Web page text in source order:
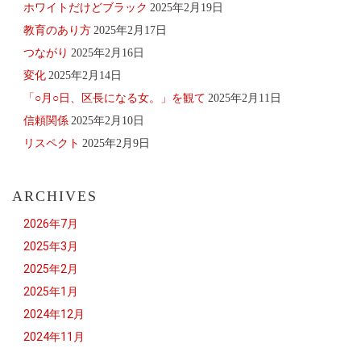
ホワイトだけどブラック 2025年2月19日
教育のあり方 2025年2月17日
つながり 2025年2月16日
変化 2025年2月14日
「○月○日、区長になる女。」を観て 2025年2月11日
信頼関係 2025年2月10日
リスペクト 2025年2月9日
ARCHIVES
2026年7月
2025年3月
2025年2月
2025年1月
2024年12月
2024年11月